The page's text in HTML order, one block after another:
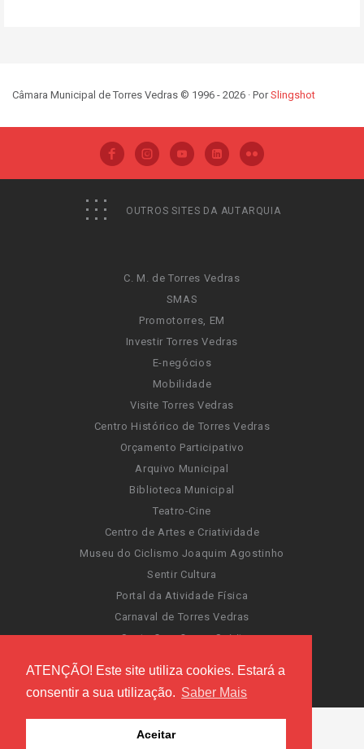
ATENÇÃO! Este site utiliza cookies. Estará a
consentir a sua utilização. Saber Mais
Aceitar
Câmara Municipal de Torres Vedras © 1996 - 2026 · PorSlingshot
OUTROS SITES DA AUTARQUIA
C. M. de Torres Vedras
SMAS
Promotorres, EM
Investir Torres Vedras
E-negócios
Mobilidade
Visite Torres Vedras
Centro Histórico de Torres Vedras
Orçamento Participativo
Arquivo Municipal
Biblioteca Municipal
Teatro-Cine
Centro de Artes e Criatividade
Museu do Ciclismo Joaquim Agostinho
Sentir Cultura
Portal da Atividade Física
Carnaval de Torres Vedras
Santa Cruz Ocean Spirit